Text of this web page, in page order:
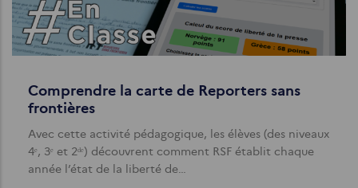
Comprendre la carte de Reporters sans
frontières
Avec cette activité pédagogique, les élèves (des niveaux
4ᵉ, 3ᵉ et 2ᵈᵉ) découvrent comment RSF établit chaque
année l’état de la liberté de…